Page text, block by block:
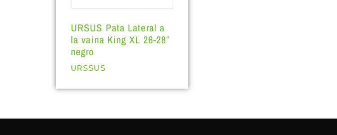
URSUS Pata Lateral a
la vaina King XL 26-28″
negro
URSSUS